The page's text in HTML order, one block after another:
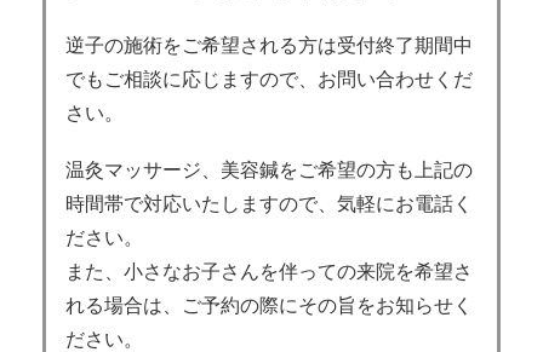
逆子の施術をご希望される方は受付終了期間中
でもご相談に応じますので、お問い合わせくだ
さい。
温灸マッサージ、美容鍼をご希望の方も上記の
時間帯で対応いたしますので、気軽にお電話く
ださい。
また、小さなお子さんを伴っての来院を希望さ
れる場合は、ご予約の際にその旨をお知らせく
ださい。